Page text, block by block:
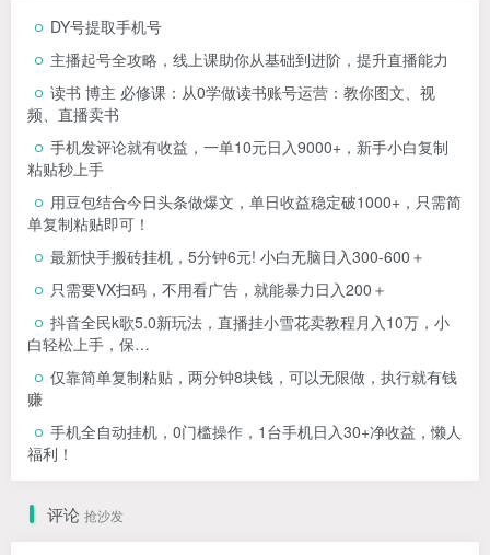
DY号提取手机号
主播起号全攻略，线上课助你从基础到进阶，提升直播能力
读书 博主 必修课：从0学做读书账号运营：教你图文、视
频、直播卖书
手机发评论就有收益，一单10元日入9000+，新手小白复制
粘贴秒上手
用豆包结合今日头条做爆文，单日收益稳定破1000+，只需简
单复制粘贴即可！
最新快手搬砖挂机，5分钟6元! 小白无脑日入300-600＋
只需要VX扫码，不用看广告，就能暴力日入200＋
抖音全民k歌5.0新玩法，直播挂小雪花卖教程月入10万，小
白轻松上手，保…
仅靠简单复制粘贴，两分钟8块钱，可以无限做，执行就有钱
赚
手机全自动挂机，0门槛操作，1台手机日入30+净收益，懒人
福利！
评论 抢沙发